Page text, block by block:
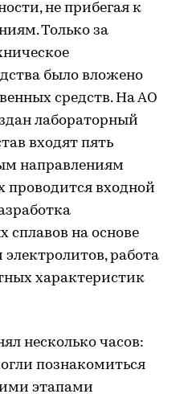
не прибегая к
Только за
было вложено
средств. На АО
лабораторный
входят пять
направлениям
проводится входной
сплавов на основе
работа
характеристик
несколько часов:
познакомиться
этапами